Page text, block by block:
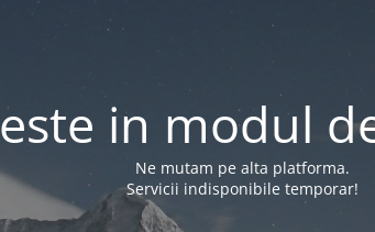
in modul
Ne mutam pe alta platforma.
Servicii indisponibile temporar!